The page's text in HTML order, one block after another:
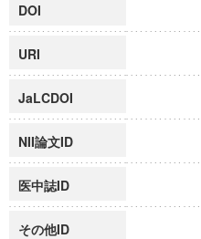
DOI
URI
JaLCDOI
NII論文ID
医中誌ID
その他ID